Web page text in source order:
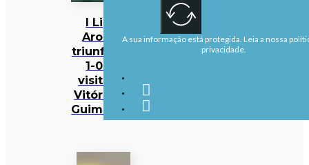
I Liga:
Arouca
triunfa por
1-0 na
visita ao
Vitória de
Guimarães
A sua informação está protegida. Leia a nossa
privacidade.